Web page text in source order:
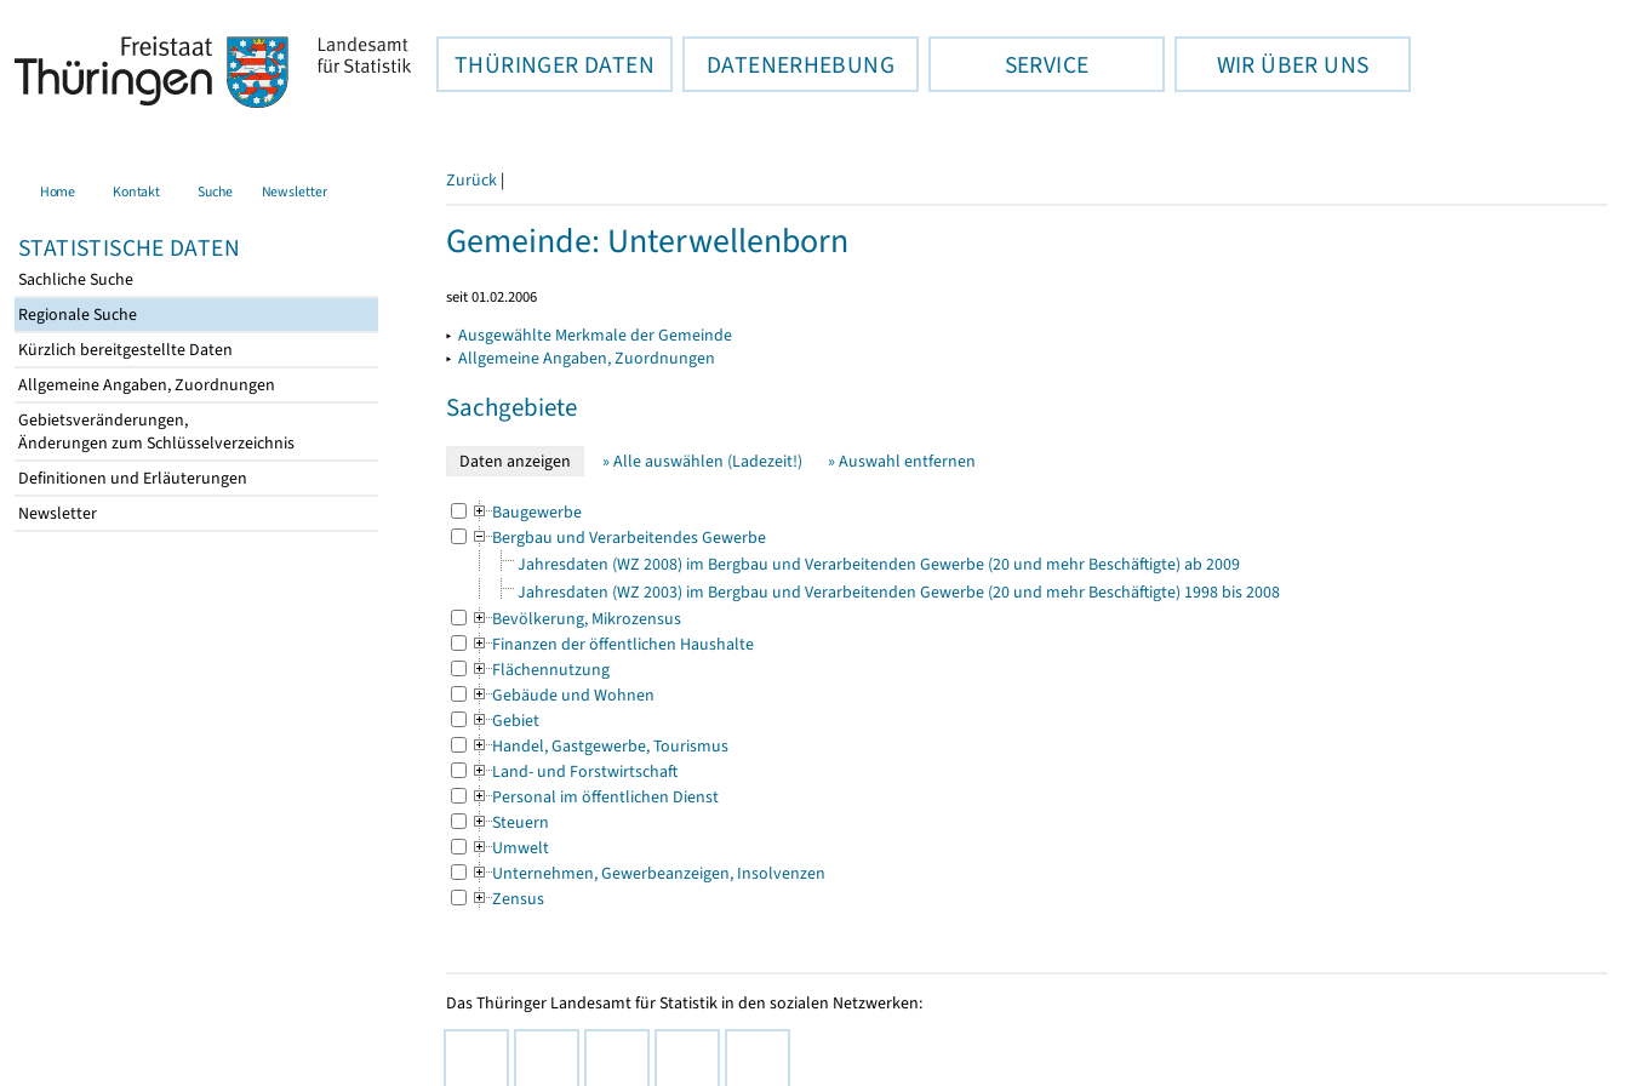
THÜRINGER DATEN DATENERHEBUNG SERVICE WIR ÜBER UNS
Home Kontakt Suche Newsletter
STATISTISCHE DATEN
Sachliche Suche
Regionale Suche
Kürzlich bereitgestellte Daten
Allgemeine Angaben, Zuordnungen
Gebietsveränderungen,
Änderungen zum Schlüsselverzeichnis
Definitionen und Erläuterungen
Newsletter
Zurück |
Gemeinde: Unterwellenborn
seit 01.02.2006
▸ Ausgewählte Merkmale der Gemeinde
▸ Allgemeine Angaben, Zuordnungen
Sachgebiete
» Alle auswählen (Ladezeit!) » Auswahl entfernen
Baugewerbe
Bergbau und Verarbeitendes Gewerbe
Jahresdaten (WZ 2008) im Bergbau und Verarbeitenden Gewerbe (20 und mehr Beschäftigte) ab 2009
Jahresdaten (WZ 2003) im Bergbau und Verarbeitenden Gewerbe (20 und mehr Beschäftigte) 1998 bis 2008
Bevölkerung, Mikrozensus
Finanzen der öffentlichen Haushalte
Flächennutzung
Gebäude und Wohnen
Gebiet
Handel, Gastgewerbe, Tourismus
Land- und Forstwirtschaft
Personal im öffentlichen Dienst
Steuern
Umwelt
Unternehmen, Gewerbeanzeigen, Insolvenzen
Zensus
Das Thüringer Landesamt für Statistik in den sozialen Netzwerken: